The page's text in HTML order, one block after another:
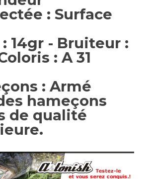
: Surface
14gr - Bruiteur :
: A 31
: Armé
hameçons
de qualité